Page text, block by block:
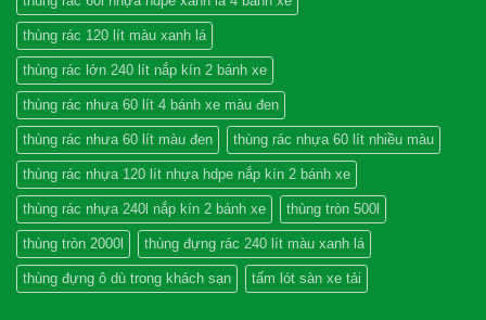
thùng rác 120 lít màu xanh lá
thùng rác lớn 240 lít nắp kín 2 bánh xe
thùng rác nhưa 60 lít 4 bánh xe màu đen
thùng rác nhưa 60 lít màu đen thùng rác nhựa 60 lít nhiều màu
thùng rác nhựa 120 lít nhựa hdpe nắp kín 2 bánh xe
thùng rác nhựa 240l nắp kín 2 bánh xe thùng tròn 500l
thùng tròn 2000l thùng đựng rác 240 lít màu xanh lá
thùng đựng ô dù trong khách sạn tấm lót sàn xe tải